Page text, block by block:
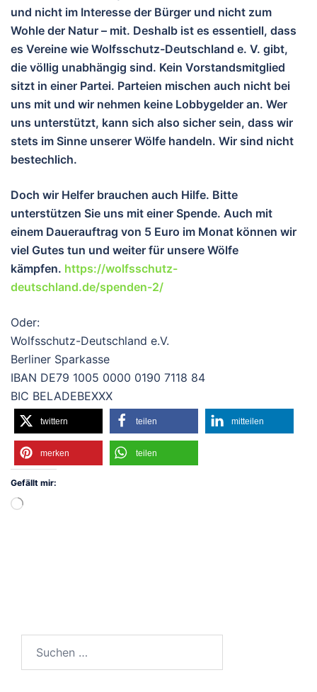
und nicht im Interesse der Bürger und nicht zum
Wohle der Natur – mit. Deshalb ist es essentiell, dass
es Vereine wie Wolfsschutz-Deutschland e. V. gibt,
die völlig unabhängig sind. Kein Vorstandsmitglied
sitzt in einer Partei. Parteien mischen auch nicht bei
uns mit und wir nehmen keine Lobbygelder an. Wer
uns unterstützt, kann sich also sicher sein, dass wir
stets im Sinne unserer Wölfe handeln. Wir sind nicht
bestechlich.
Doch wir Helfer brauchen auch Hilfe. Bitte
unterstützen Sie uns mit einer Spende. Auch mit
einem Dauerauftrag von 5 Euro im Monat können wir
viel Gutes tun und weiter für unsere Wölfe
kämpfen. https://wolfsschutz-
deutschland.de/spenden-2/
Oder:
Wolfsschutz-Deutschland e.V.
Berliner Sparkasse
IBAN DE79 1005 0000 0190 7118 84
BIC BELADEBEXXX
twittern teilen mitteilen
merken teilen
Gefällt mir:
Wird
nach: